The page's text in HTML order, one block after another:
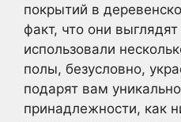
покрытий в
факт, что они
использовали
полы, безусловно,
подарят вам
принадлежности, как